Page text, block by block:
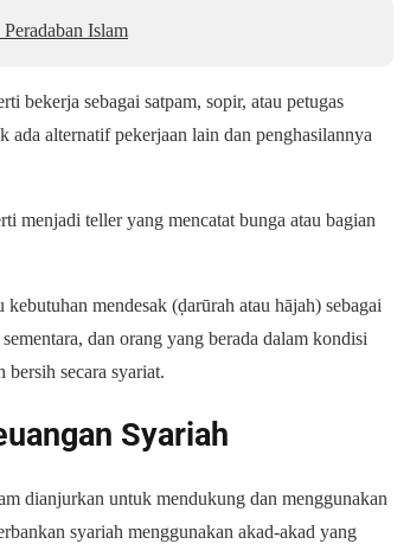
Islam
bekerja sebagai satpam, sopir, atau petugas
ada alternatif pekerjaan lain dan penghasilannya
menjadi teller yang mencatat bunga atau bagian
mendesak (ḍarūrah atau hājah) sebagai
dan orang yang berada dalam kondisi
secara syariat.
Syariah
dianjurkan untuk mendukung dan menggunakan
syariah menggunakan akad-akad yang